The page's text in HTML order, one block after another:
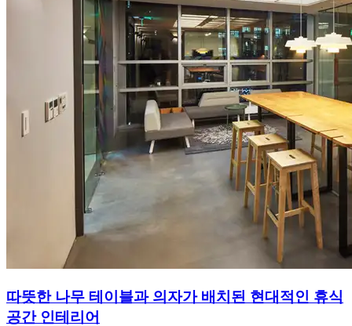
따뜻한 나무 테이블과 의자가 배치된 현대적인 휴식
공간 인테리어